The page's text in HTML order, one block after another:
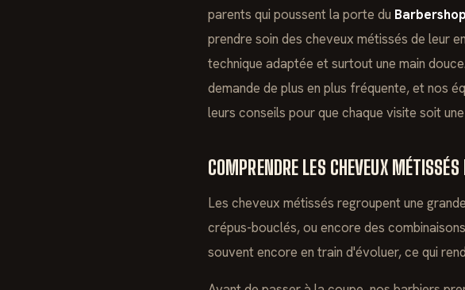
parents qui poussent la porte du
prendre soin des cheveux métissés de leur
technique adaptée et surtout une main
demande de plus en plus fréquente, et nos
leurs conseils pour que chaque visite soit
COMPRENDRE LES CHEVEUX
Les cheveux métissés regroupent une
crépus-bouclés, ou encore des
souvent encore en train d'évoluer, ce qui